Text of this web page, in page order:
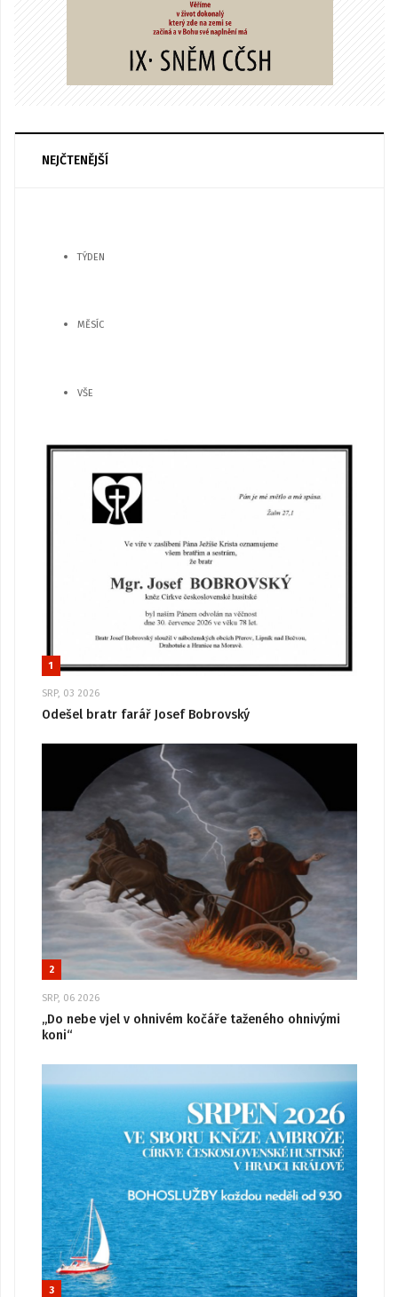
NEJČTENĚJŠÍ
TÝDEN
MĚSÍC
VŠE
1
SRP, 03 2026
Odešel bratr farář Josef Bobrovský
2
SRP, 06 2026
„Do nebe vjel v ohnivém kočáře taženého ohnivými
koni“
3